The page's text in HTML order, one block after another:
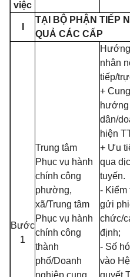
việc
TẠI BỘ PHẬN TIẾP
QUẢ CÁC CẤP
Bước
1
Trung tâm
Phục vụ hành
chính công
phường,
xã/Trung tâm
Phục vụ hành
chính công
thành
phố/Doanh
nhân
tiếp/
+
dân/
hiện
+ Ưu
qua
tuyến.
- Kiểm
gửi
chức/
định;
- Số
vào